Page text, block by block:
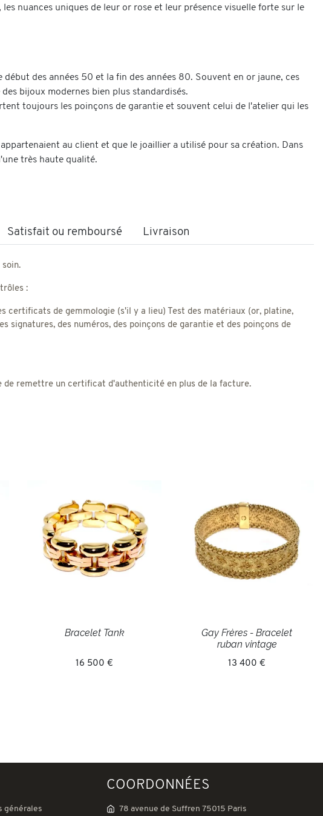
nuances uniques de leur or rose et leur présence visuelle forte sur le
des années 50 et la fin des années 80. Souvent en or jaune, ces
bijoux modernes bien plus standardisés.
toujours les poinçons de garantie et souvent celui de l'atelier qui les
au client et que le joaillier a utilisé pour sa création. Dans
très haute qualité.
Satisfait ou remboursé Livraison
:
certificats de gemmologie (s'il y a lieu) Test des matériaux (or, platine,
des numéros, des poinçons de garantie et des poinçons de
de remettre un certificat d'authenticité en plus de la facture.
Bracelet Tank
16 500 €
Gay Frères - Bracelet
ruban vintage
13 400 €
générales
COORDONNÉES
78 avenue de Suffren 75015 Paris